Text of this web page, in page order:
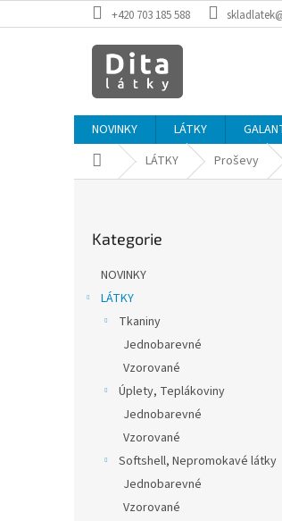
na
+420 703 185 588
NOVINKY LÁTKY
Domů LÁTKY Proševy
kategorie
Kategorie
NOVINKY
LÁTKY
Tkaniny
Jednobarevné
Vzorované
Úplety, Teplákoviny
Jednobarevné
Vzorované
Softshell, Nepromokavé látky
Jednobarevné
Vzorované